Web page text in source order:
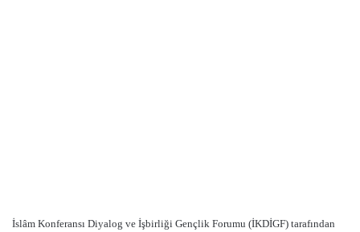
İslâm Konferansı Diyalog ve İşbirliği Gençlik Forumu (İKDİGF) tarafından